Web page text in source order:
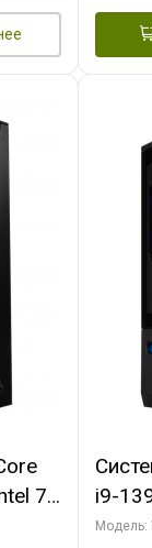
7,
i9-
7,
Модель: